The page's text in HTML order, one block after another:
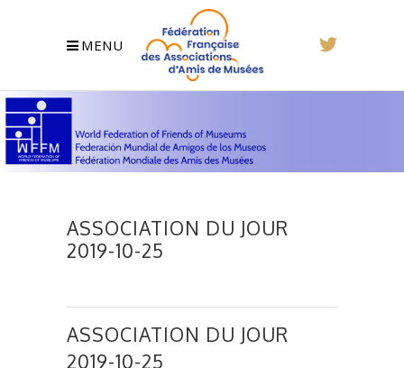
MENU
ASSOCIATION DU JOUR
2019-10-25
ASSOCIATION DU JOUR
2019-10-25